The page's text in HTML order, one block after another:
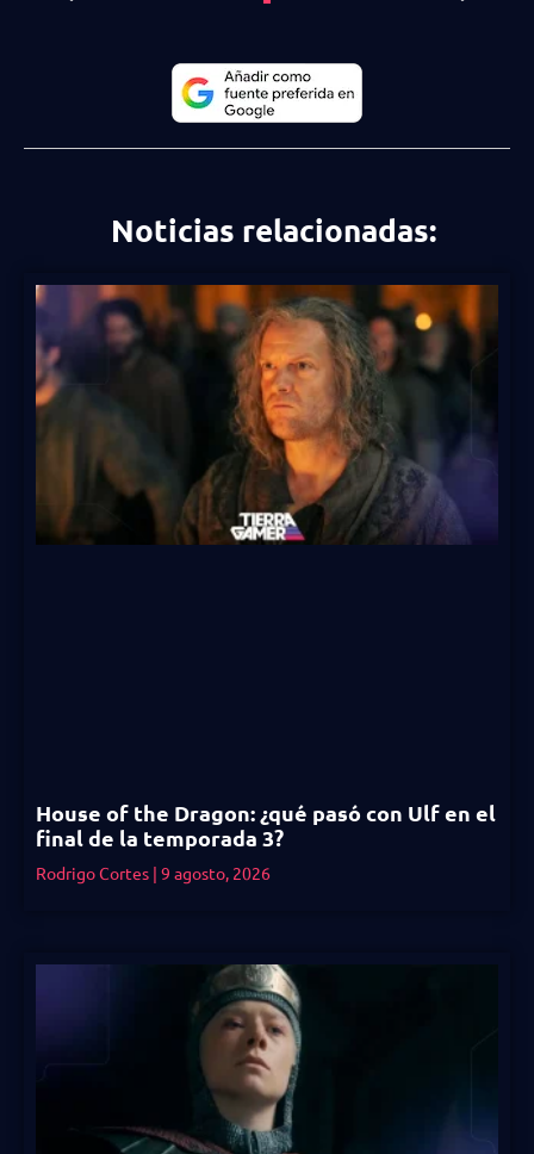
Noticias relacionadas:
House of the Dragon: ¿qué pasó con Ulf en el
final de la temporada 3?
Rodrigo Cortes 9 agosto, 2026